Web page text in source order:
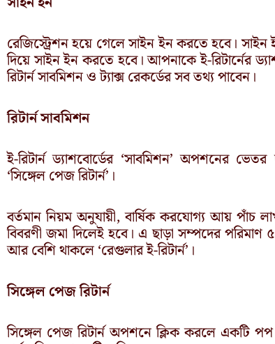
রেজিস্ট্রেশন হয়ে গেলে সাইন ইন করতে হবে।
দিয়ে সাইন ইন করতে হবে। আপনাকে ই-রিটার্নের
রিটার্ন সাবমিশন ও ট্যাক্স রেকর্ডের সব তথ্য পাবেন।
রিটার্ন সাবমিশন
ই-রিটার্ন ড্যাশবোর্ডের ‘সাবমিশন’ অপশনের
‘সিঙ্গেল পেজ রিটার্ন’।
বর্তমান নিয়ম অনুযায়ী, বার্ষিক করযোগ্য আয় পাঁচ
বিবরণী জমা দিলেই হবে। এ ছাড়া সম্পদের
আর বেশি থাকলে ‘রেগুলার ই-রিটার্ন’।
সিঙ্গেল পেজ রিটার্ন
সিঙ্গেল পেজ রিটার্ন অপশনে ক্লিক করলে একটি